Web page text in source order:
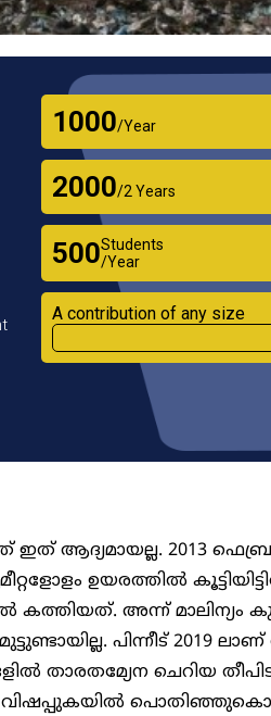
₹1000/Year
₹2000/2 Years
₹500Students
/Year
A contribution of any size
ഇത് ആദ്യമായല്ല. 2013
ഉയരത്തിൽ
അന്ന് മാലിന്യം
പിന്നീട് 2019
താരതമ്യേന ചെറിയ
വിഷപ്പുകയിൽ